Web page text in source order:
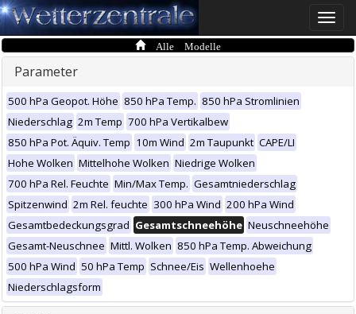
Toggle
Alle Modelle
Parameter
500 hPa Geopot. Höhe 850 hPa Temp. 850 hPa Stromlinien
Niederschlag 2m Temp 700 hPa Vertikalbew
850 hPa Pot. Äquiv. Temp 10m Wind 2m Taupunkt CAPE/LI
Hohe Wolken Mittelhohe Wolken Niedrige Wolken
700 hPa Rel. Feuchte Min/Max Temp. Gesamtniederschlag
Spitzenwind 2m Rel. feuchte 300 hPa Wind 200 hPa Wind
Gesamtbedeckungsgrad Gesamtschneehöhe Neuschneehöhe
Gesamt-Neuschnee Mittl. Wolken 850 hPa Temp. Abweichung
500 hPa Wind 50 hPa Temp Schnee/Eis Wellenhoehe
Niederschlagsform